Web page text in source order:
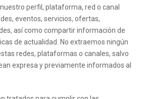
perfil, plataforma, red o canal
eventos, servicios, ofertas,
así como compartir información de
de actualidad. No extraemos ningún
redes, plataformas o canales, salvo
expresa y previamente informados al